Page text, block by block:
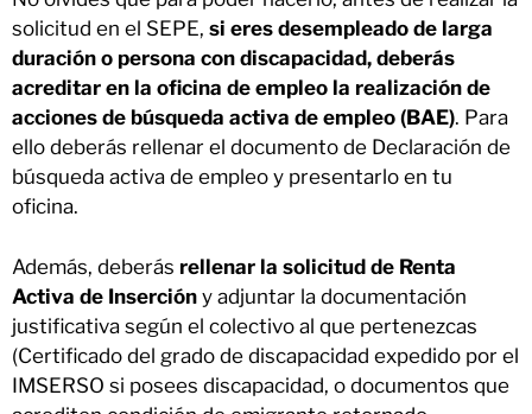
solicitud en el SEPE, si eres desempleado de larga
duración o persona con discapacidad, deberás
acreditar en la oficina de empleo la realización de
acciones de búsqueda activa de empleo (BAE). Para
ello deberás rellenar el documento de Declaración de
búsqueda activa de empleo y presentarlo en tu
oficina.
Además, deberás rellenar la solicitud de Renta
Activa de Inserción y adjuntar la documentación
justificativa según el colectivo al que pertenezcas
(Certificado del grado de discapacidad expedido por el
IMSERSO si posees discapacidad, o documentos que